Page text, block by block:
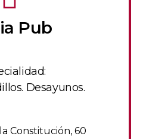
Pub
Desayunos.
Constitución, 60